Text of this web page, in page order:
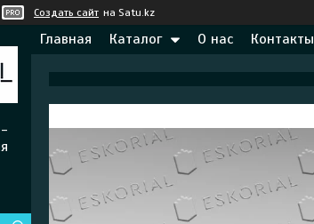
Создать сайт на Satu.kz
Главная Каталог О нас Контакты
-